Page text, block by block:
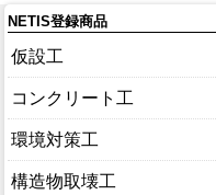
NETIS登録商品
仮設工
コンクリート工
環境対策工
構造物取壊工